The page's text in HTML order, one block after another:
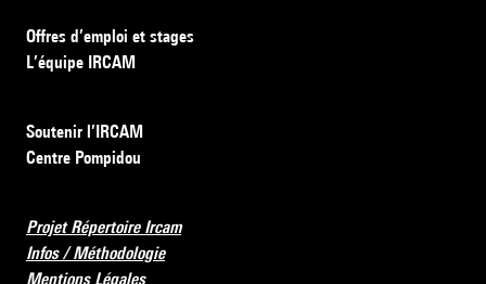
Offres d’emploi et stages
L’équipe IRCAM
Soutenir l’IRCAM
Centre Pompidou
Projet Répertoire Ircam
Infos / Méthodologie
Mentions Légales